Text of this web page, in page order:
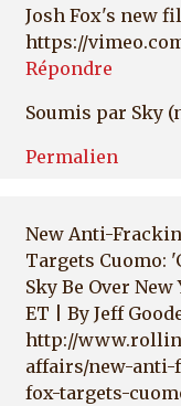
Josh Fox's new
https://
Répondre
Soumis par Sky
Permalien
New Anti-
Targets Cuomo:
Sky Be Over New
ET | By Jeff
http://
affairs/new-
fox-targets-